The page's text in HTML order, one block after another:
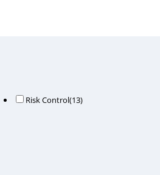
Risk Control(13)